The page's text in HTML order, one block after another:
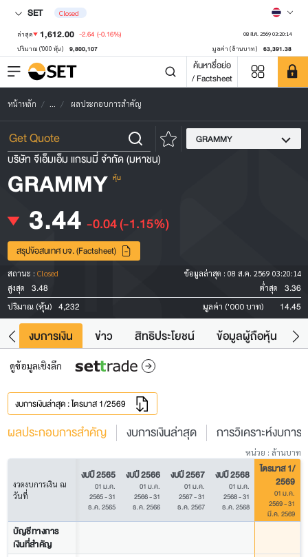
SET Closed
ล่าสุด 1,612.00 -2.64 (-0.16%) 08 ส.ค. 2569 03:20:14
ปริมาณ ('000 หุ้น) 9,800,107 มูลค่า (ล้านบาท) 63,391.38
ค้นหาชื่อย่อ
/ Factsheet
หน้าหลัก ... ผลประกอบการสำคัญ
GRAMMY
บริษัท จีเอ็มเอ็ม แกรมมี่ จำกัด (มหาชน)
GRAMMY หุ้น
3.44 -0.04(-1.15%)
สรุปข้อสนเทศ บจ. (Factsheet)
สถานะ : Closed ข้อมูลล่าสุด : 08 ส.ค. 2569 03:20:14
สูงสุด
3.48 ต่ำสุด 3.36
ปริมาณ (หุ้น) 4,232 มูลค่า ('000 บาท) 14.45
งบการเงิน ข่าว สิทธิประโยชน์ ข้อมูลผู้ถือหุ้น
ดูข้อมูลเชิงลึก
งบการเงินล่าสุด : ไตรมาส 1/2569
ผลประกอบการสำคัญ งบการเงินล่าสุด การวิเคราะห์งบการ
หน่วย : ล้านบาท
งวดงบการเงิน ณ
วันที่
งบปี 2565
01 ม.ค.
2565 - 31
ธ.ค. 2565
งบปี 2566
01 ม.ค.
2566 - 31
ธ.ค. 2566
งบปี 2567
01 ม.ค.
2567 - 31
ธ.ค. 2567
งบปี 2568
01 ม.ค.
2568 - 31
ธ.ค. 2568
ไตรมาส 1/
2569
01 ม.ค.
2569 - 31
มี.ค. 2569
บัญชีทางการ
เงินที่สำคัญ